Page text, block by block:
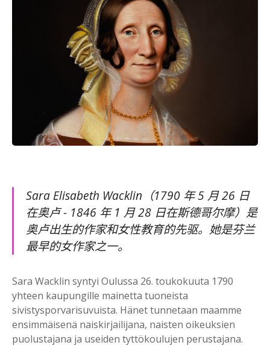
Sara Elisabeth Wacklin（1790 年 5 月 26 日
在奥卢 - 1846 年 1 月 28 日在斯德哥尔摩）是
奥卢出生的作家和女性教育的先驱。她是芬兰
最早的女作家之一。
Sara Wacklin syntyi Oulussa 26. toukokuuta 1790
yhteen kaupungille mainetta tuoneista
sivistysporvarisuvuista. Hänet tunnetaan maamme
ensimmäisenä naiskirjailijana, naisten oikeuksien
puolustajana ja useiden tyttökoulujen perustajana.